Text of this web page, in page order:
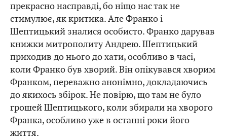
прекрасно насправді, бо ніщо нас так не
стимулює, як критика. Але Франко і
Шептицький зналися особисто. Франко дарував
книжки митрополиту Андрею. Шептицький
приходив до нього до хати, особливо в часі,
коли Франко був хворий. Він опікувався хворим
Франком, переважно анонімно, докладаючись
до якихось збірок. Не повірю, що там не було
грошей Шептицького, коли збирали на хворого
Франка, особливо уже в останні роки його
життя.